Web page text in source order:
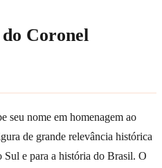
Coronel
seu nome em homenagem ao
de grande relevância histórica
Sul e para a história do Brasil. O